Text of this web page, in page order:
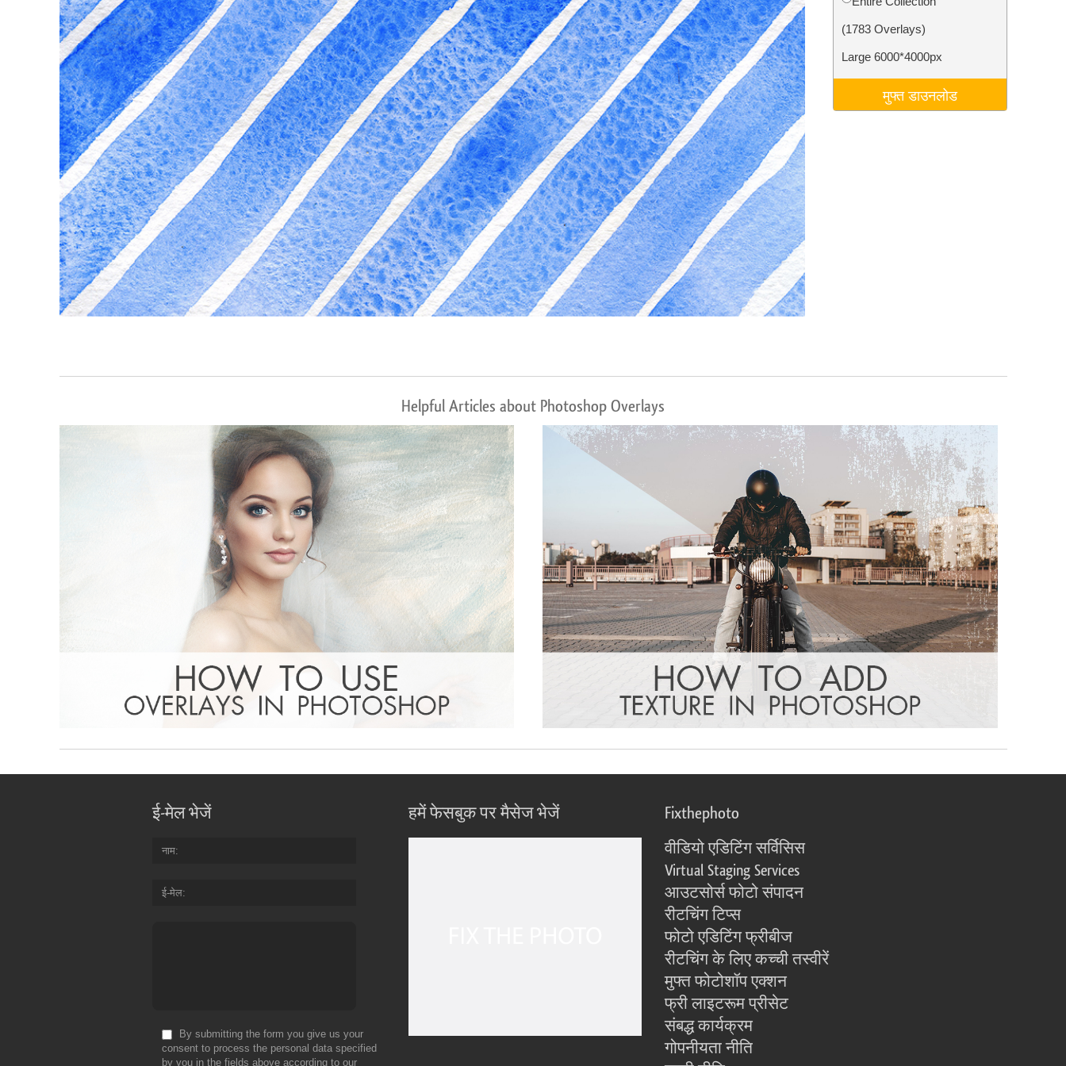
उत्पाद सुधार सेवाएं ज्वैलरी रीटचिंग सर्विसेज एआई प्रशिक्षण डेटा Video Editing Services
(1783 Overlays)
Large 6000*4000px
मुफ्त डाउनलोड
Helpful Articles about Photoshop Overlays
ई-मेल भेजें
नाम
ई-मेल
By submitting the form you give us your
consent to process the personal data specified
by you in the fields above according to our
हमें फेसबुक पर मैसेज भेजें Fixthephoto
वीडियो एडिटिंग सर्विसिस
Virtual Staging Services
आउटसोर्स फोटो संपादन
रीटचिंग टिप्स
फोटो एडिटिंग फ्रीबीज
रीटचिंग के लिए कच्ची तस्वीरें
मुफ्त फोटोशॉप एक्शन
फ्री लाइटरूम प्रीसेट
संबद्ध कार्यक्रम
गोपनीयता नीति